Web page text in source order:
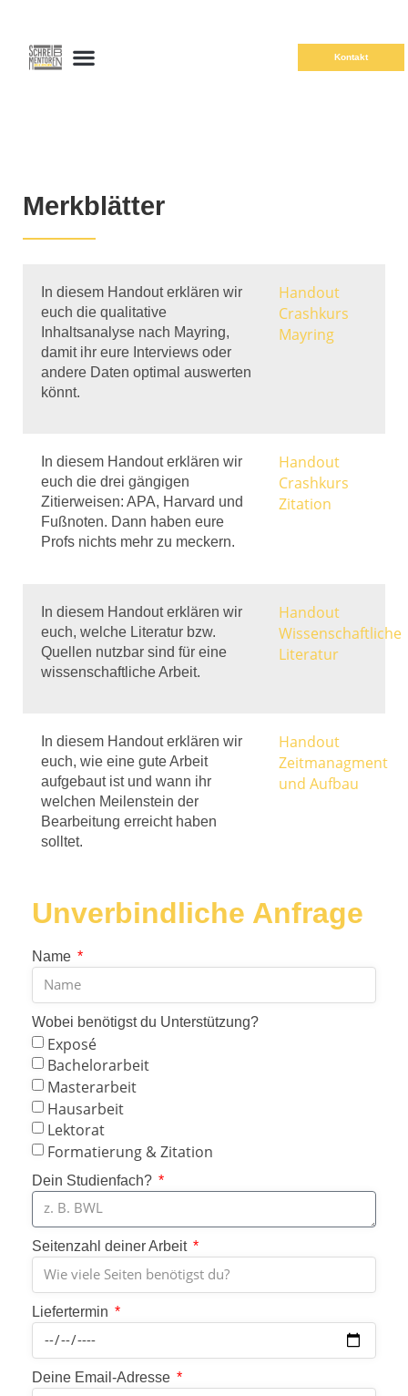
Kontakt
Merkblätter
In diesem Handout erklären wir
euch die qualitative
Inhaltsanalyse nach Mayring,
damit ihr eure Interviews oder
andere Daten optimal auswerten
könnt.
Handout
Crashkurs
Mayring
In diesem Handout erklären wir
euch die drei gängigen
Zitierweisen: APA, Harvard und
Fußnoten. Dann haben eure
Profs nichts mehr zu meckern.
Handout
Crashkurs
Zitation
In diesem Handout erklären wir
euch, welche Literatur bzw.
Quellen nutzbar sind für eine
wissenschaftliche Arbeit.
Handout
Wissenschaftliche
Literatur
In diesem Handout erklären wir
euch, wie eine gute Arbeit
aufgebaut ist und wann ihr
welchen Meilenstein der
Bearbeitung erreicht haben
solltet.
Handout
Zeitmanagment
und Aufbau
Unverbindliche Anfrage
Name
Wobei benötigst du Unterstützung?
Exposé
Bachelorarbeit
Masterarbeit
Hausarbeit
Lektorat
Formatierung & Zitation
Dein Studienfach?
Seitenzahl deiner Arbeit
Liefertermin
Deine Email-Adresse